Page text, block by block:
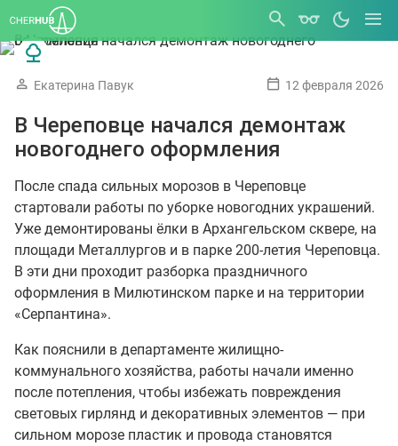
Екатерина Павук 12 февраля 2026
В Череповце начался демонтаж
новогоднего оформления
После спада сильных морозов в Череповце
стартовали работы по уборке новогодних украшений.
Уже демонтированы ёлки в Архангельском сквере, на
площади Металлургов и в парке 200-летия Череповца.
В эти дни проходит разборка праздничного
оформления в Милютинском парке и на территории
«Серпантина».
Как пояснили в департаменте жилищно-
коммунального хозяйства, работы начали именно
после потепления, чтобы избежать повреждения
световых гирлянд и декоративных элементов — при
сильном морозе пластик и провода становятся